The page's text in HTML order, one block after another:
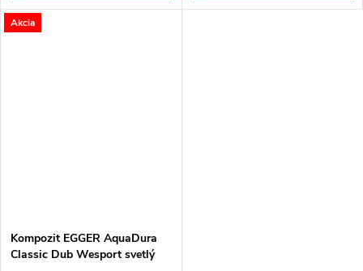
Akcia
Kompozit EGGER AquaDura
Classic Dub Wesport svetlý